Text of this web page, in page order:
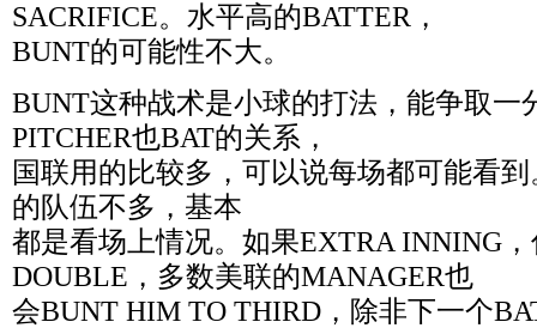
SACRIFICE。水平高的BATTER，
BUNT的可能性不大。
BUNT这种战术是小球的打法，能争取一
PITCHER也BAT的关系，
国联用的比较多，可以说每场都可能看
的队伍不多，基本
都是看场上情况。如果EXTRA INNING
DOUBLE，多数美联的MANAGER也
会BUNT HIM TO THIRD，除非下一个